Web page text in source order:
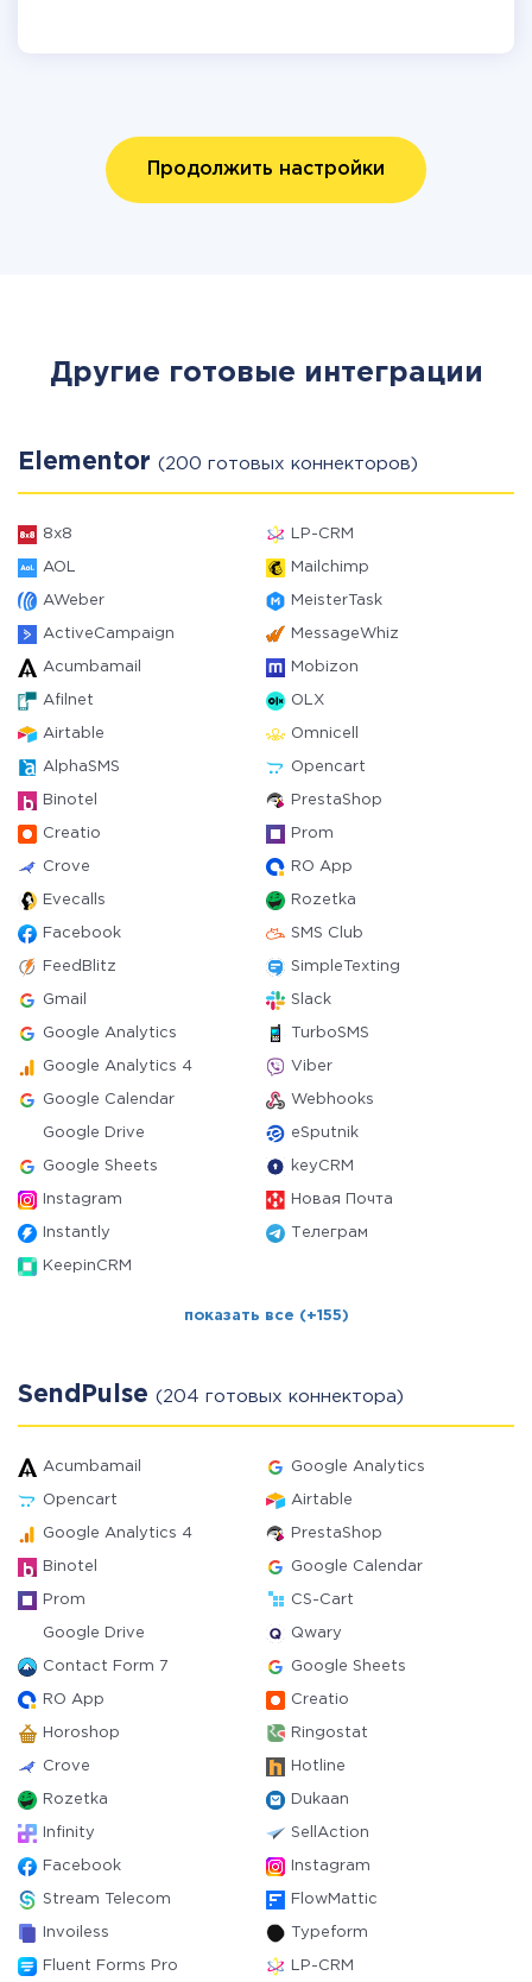
Продолжить настройки
Другие готовые интеграции
Elementor (200 готовых коннекторов)
8x8 LP-CRM
AOL Mailchimp
AWeber MeisterTask
ActiveCampaign MessageWhiz
Acumbamail Mobizon
Afilnet OLX
Airtable Omnicell
AlphaSMS Opencart
Binotel PrestaShop
Creatio Prom
Crove RO App
Evecalls Rozetka
Facebook SMS Club
FeedBlitz SimpleTexting
Gmail Slack
Google Analytics TurboSMS
Google Analytics 4 Viber
Google Calendar Webhooks
Google Drive eSputnik
Google Sheets keyCRM
Instagram Новая Почта
Instantly Телеграм
KeepinCRM
показать все (+155)
SendPulse (204 готовых коннектора)
Acumbamail Google Analytics
Opencart Airtable
Google Analytics 4 PrestaShop
Binotel Google Calendar
Prom CS-Cart
Google Drive Qwary
Contact Form 7 Google Sheets
RO App Creatio
Horoshop Ringostat
Crove Hotline
Rozetka Dukaan
Infinity SellAction
Facebook Instagram
Stream Telecom FlowMattic
Invoiless Typeform
Fluent Forms Pro LP-CRM